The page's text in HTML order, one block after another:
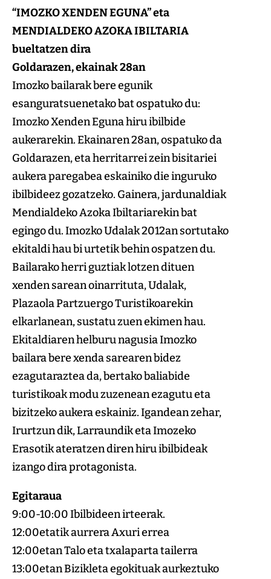
“IMOZKO XENDEN EGUNA” eta
MENDIALDEKO AZOKA IBILTARIA
bueltatzen dira
Goldarazen, ekainak 28an
Imozko bailarak bere egunik
esanguratsuenetako bat ospatuko du:
Imozko Xenden Eguna hiru ibilbide
aukerarekin. Ekainaren 28an, ospatuko da
Goldarazen, eta herritarrei zein bisitariei
aukera paregabea eskainiko die inguruko
ibilbideez gozatzeko. Gainera, jardunaldiak
Mendialdeko Azoka Ibiltariarekin bat
egingo du. Imozko Udalak 2012an sortutako
ekitaldi hau bi urtetik behin ospatzen du.
Bailarako herri guztiak lotzen dituen
xenden sarean oinarrituta, Udalak,
Plazaola Partzuergo Turistikoarekin
elkarlanean, sustatu zuen ekimen hau.
Ekitaldiaren helburu nagusia Imozko
bailara bere xenda sarearen bidez
ezagutaraztea da, bertako baliabide
turistikoak modu zuzenean ezagutu eta
bizitzeko aukera eskainiz. Igandean zehar,
Irurtzun dik, Larraundik eta Imozeko
Erasotik ateratzen diren hiru ibilbideak
izango dira protagonista.
Egitaraua
9:00-10:00 Ibilbideen irteerak.
12:00etatik aurrera Axuri errea
12:00etan Talo eta txalaparta tailerra
13:00etan Bizikleta egokituak aurkeztuko